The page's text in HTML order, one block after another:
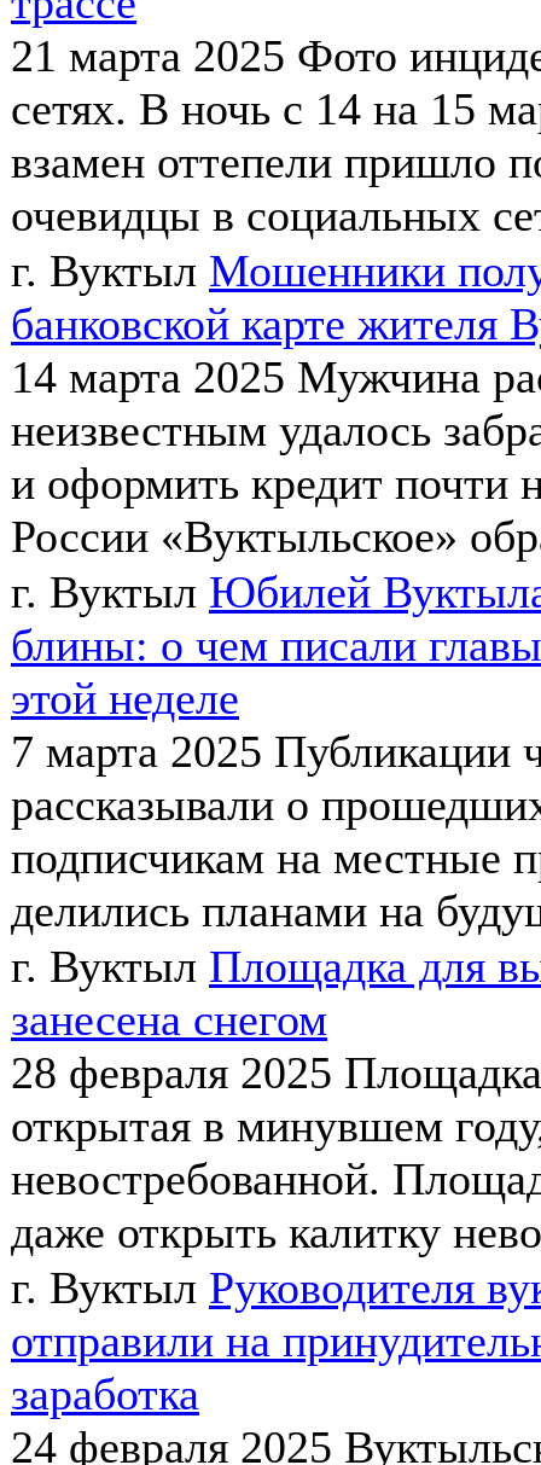
21 марта 2025 Фото
сетях. В ночь с 14 на 15
взамен оттепели пришло
очевидцы в социальных
г. Вуктыл Мошенники
банковской карте жителя
14 марта 2025 Мужчина
неизвестным удалось
и оформить кредит
России «Вуктыльское»
г. Вуктыл Юбилей
блины: о чем писали
этой неделе
7 марта 2025 Публикации
рассказывали о
подписчикам на местные
делились планами на
г. Вуктыл Площадка для
занесена снегом
28 февраля 2025
открытая в минувшем
невостребованной.
даже открыть калитку
г. Вуктыл Руководителя
отправили на
заработка
24 февраля 2025